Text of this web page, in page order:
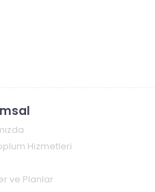
Hizmetleri
ve Planlar